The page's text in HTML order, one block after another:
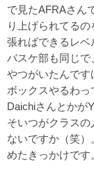
で見たAFRAさん
り上げられてる
張ればできるレベ
バスケ部も同じ
やつがいたんです
ボックスやるわ
Daichiさんとかが
そいつがクラス
ないですか（笑
めたきっかけです